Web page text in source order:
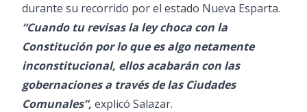
durante su recorrido por el estado Nueva Esparta.
“Cuando tu revisas la ley choca con la
Constitución por lo que es algo netamente
inconstitucional, ellos acabarán con las
gobernaciones a través de las Ciudades
Comunales”, explicó Salazar.